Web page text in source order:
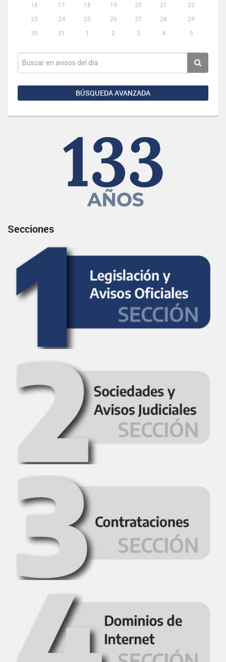
16
17 18 19 20 21
22
23
24 25 26 27 28
29
30
31 1 2 3 4 5
BÚSQUEDA AVANZADA
Secciones